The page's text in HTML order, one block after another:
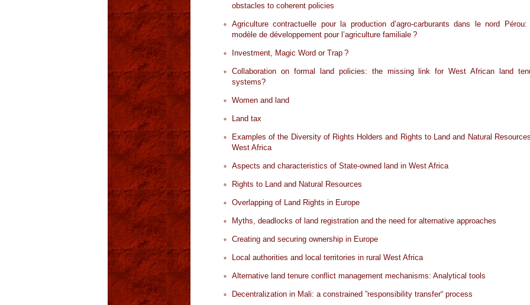
obstacles to coherent policies
Agriculture contractuelle pour la production d’agro-carburants dans le nord Pérou:
modèle de développement pour l’agriculture familiale ?
Investment, Magic Word or Trap ?
Collaboration on formal land policies: the missing link for West African land
systems?
Women and land
Land tax
Examples of the Diversity of Rights Holders and Rights to Land and Natural
West Africa
Aspects and characteristics of State-owned land in West Africa
Rights to Land and Natural Resources
Overlapping of Land Rights in Europe
Myths, deadlocks of land registration and the need for alternative approaches
Creating and securing ownership in Europe
Local authorities and local territories in rural West Africa
Alternative land tenure conflict management mechanisms: Analytical tools
Decentralization in Mali: a constrained ”responsibility transfer“ process